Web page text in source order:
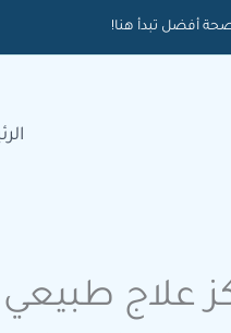
أفضل تبدأ هنا!
علاج